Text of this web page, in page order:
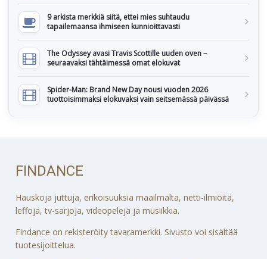
9 arkista merkkiä siitä, ettei mies suhtaudu
tapailemaansa ihmiseen kunnioittavasti
The Odyssey avasi Travis Scottille uuden oven –
seuraavaksi tähtäimessä omat elokuvat
Spider-Man: Brand New Day nousi vuoden 2026
tuottoisimmaksi elokuvaksi vain seitsemässä päivässä
FINDANCE
Hauskoja juttuja, erikoisuuksia maailmalta, netti-ilmiöitä,
leffoja, tv-sarjoja, videopelejä ja musiikkia.
Findance on rekisteröity tavaramerkki. Sivusto voi sisältää
tuotesijoittelua.